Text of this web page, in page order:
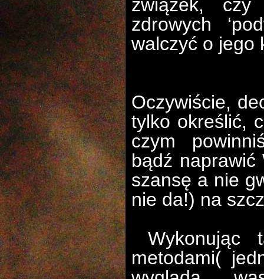
związek,
zdrowych
walczyć o jego
Oczywiście,
tylko określić,
czym
bądź
szansę a nie
nie da!) na
Wykonując
metodami(